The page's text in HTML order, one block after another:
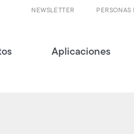
NEWSLETTER
Aplicaciones